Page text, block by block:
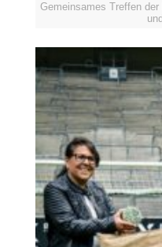
Gemeinsames Treffen